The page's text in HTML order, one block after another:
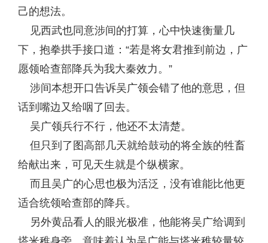
己的想法。
见西武也同意涉间的打算，心中快速衡量几
下，抱拳拱手接口道：“若是将女君推到前边，广
愿领哈查部降兵为我大秦效力。”
涉间本想开口告诉吴广领会错了他的意思，但
话到嘴边又给咽了回去。
吴广领兵行不行，他还不太清楚。
但只到了图高部几天就给鼓动的将全族的牲畜
给献出来，可见天生就是个纵横家。
而且吴广的心思也极为活泛，没有谁能比他更
适合统领哈查部的降兵。
另外黄品看人的眼光极准，他能将吴广给调到